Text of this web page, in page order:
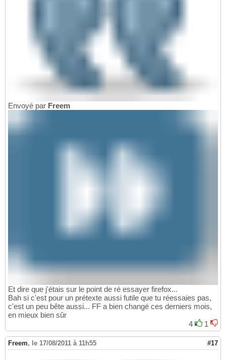
Envoyé par Freem
Et dire que j'étais sur le point de ré essayer firefox...
Bah si c'est pour un prétexte aussi futile que tu réessaies pas,
c'est un peu bête aussi... FF a bien changé ces derniers mois,
en mieux bien sûr
4
1
Freem, le 17/08/2011 à 11h55 #17